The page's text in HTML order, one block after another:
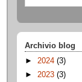
Archivio blog
► 2024 (3)
► 2023 (3)